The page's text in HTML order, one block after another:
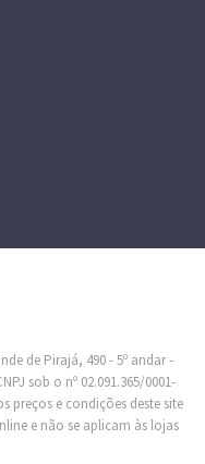
de Pirajá, 490 - 5º andar -
sob o nº 02.091.365/0001-
preços e condições deste site
e não se aplicam às lojas